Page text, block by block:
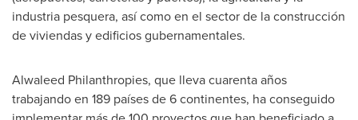
industria pesquera, así como en el sector de la construcción
de viviendas y edificios gubernamentales.
Alwaleed Philanthropies, que lleva cuarenta años
trabajando en 189 países de 6 continentes, ha conseguido